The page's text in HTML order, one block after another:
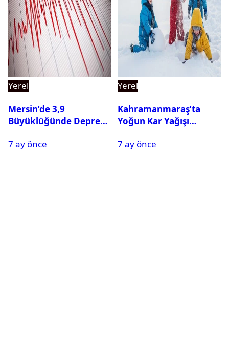
Yerel
Mersin’de 3,9
Büyüklüğünde Deprem
7 ay önce
Yerel
Kahramanmaraş’ta
Yoğun Kar Yağışı
Tatil
7 ay önce